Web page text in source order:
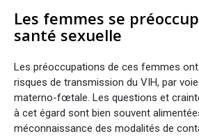
Les femmes se
santé sexuelle
Les préoccupations de ces femmes
risques de transmission du VIH, par
materno-fœtale. Les questions et
à cet égard sont bien souvent
méconnaissance des modalités de